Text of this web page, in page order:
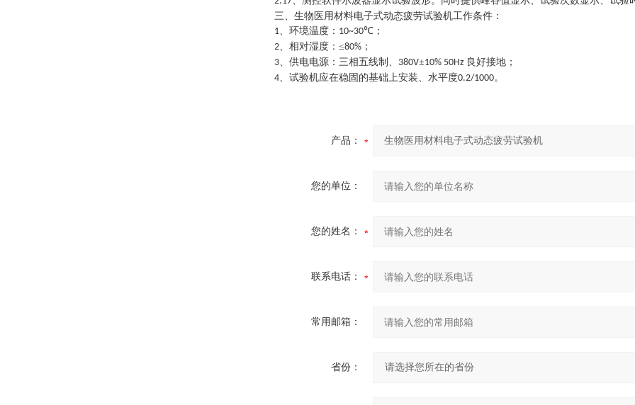
三、 生物医用材料电子式动态疲劳试验机工作条件 ：
1、环境温度： 10~30℃ ；
2、相对湿度：≤80% ；
3、供电电源：三相五线制、 380V±10% 50Hz 良好接地 ；
4、试验机应在稳固的基础上安装、水平度0.2/1000。
产品：
您的单位：
您的姓名：
联系电话：
常用邮箱：
省份：